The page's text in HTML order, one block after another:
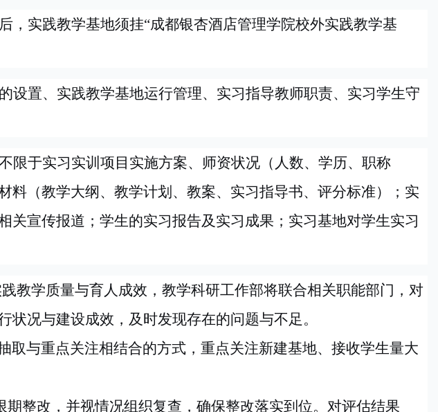
，实践教学基地须挂“成都银杏酒店管理学院校外实践教学基
设置、实践教学基地运行管理、实习指导教师职责、实习学生守
限于实习实训项目实施方案、师资状况（人数、学历、职称
料（教学大纲、 教学计划、教案、实习指导书、评分标准）；实
宣传报道；学生的实习报告及实习成果；实习基地对学生实习
教学质量与育人成效，教学科研工作部将联合相关职能部门，对
况与建设成效，及时发现存在的问题与不足。
与重点关注相结合的方式，重点关注新建基地、接收学生量大
整改，并视情况组织复查，确保整改落实到位。对评估结果